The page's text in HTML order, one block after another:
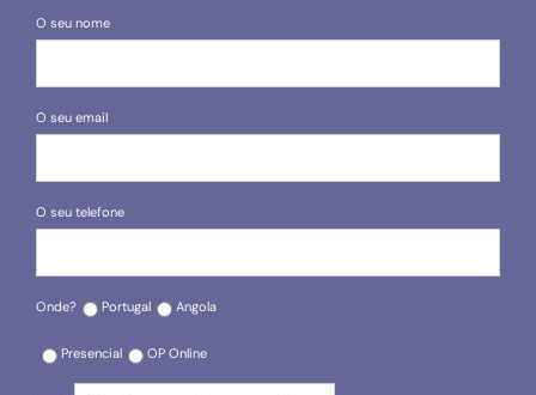
O seu nome
O seu email
O seu telefone
Onde? Portugal Angola
Presencial OP Online